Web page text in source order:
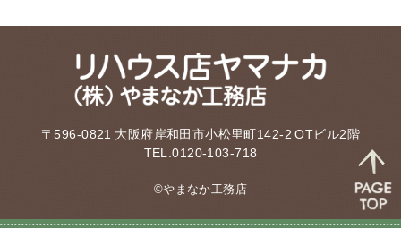
〒596-0821 大阪府岸和田市小松里町142-2 OTビル2階
TEL.0120-103-718
©やまなか工務店